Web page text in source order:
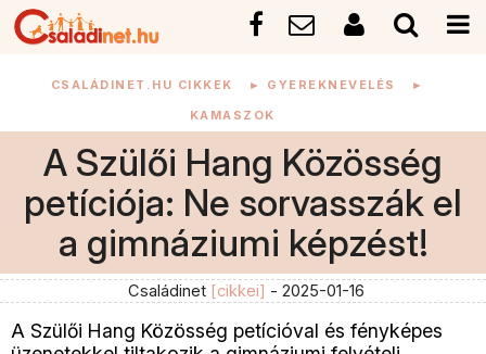
CSALÁDINET.HU CIKKEK ► GYEREKNEVELÉS ►
KAMASZOK
A Szülői Hang Közösség
petíciója: Ne sorvasszák el
a gimnáziumi képzést!
Családinet [cikkei] - 2025-01-16
A Szülői Hang Közösség petícióval és fényképes